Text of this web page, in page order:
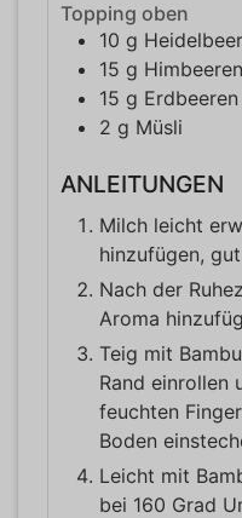
Topping oben
10 g
15 g Himbeeren
15 g Erdbeeren
2 g Müsli
ANLEITUNGEN
Milch leicht
hinzufügen,
Nach der
Aroma
Teig mit
Rand einrollen
feuchten
Boden
Leicht mit
bei 160 Grad